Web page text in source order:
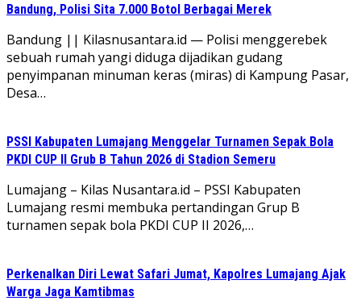
Bandung, Polisi Sita 7.000 Botol Berbagai Merek
Bandung || Kilasnusantara.id — Polisi menggerebek
sebuah rumah yangi diduga dijadikan gudang
penyimpanan minuman keras (miras) di Kampung Pasar,
Desa…
PSSI Kabupaten Lumajang Menggelar Turnamen Sepak Bola
PKDI CUP II Grub B Tahun 2026 di Stadion Semeru
Lumajang – Kilas Nusantara.id – PSSI Kabupaten
Lumajang resmi membuka pertandingan Grup B
turnamen sepak bola PKDI CUP II 2026,…
Perkenalkan Diri Lewat Safari Jumat, Kapolres Lumajang Ajak
Warga Jaga Kamtibmas